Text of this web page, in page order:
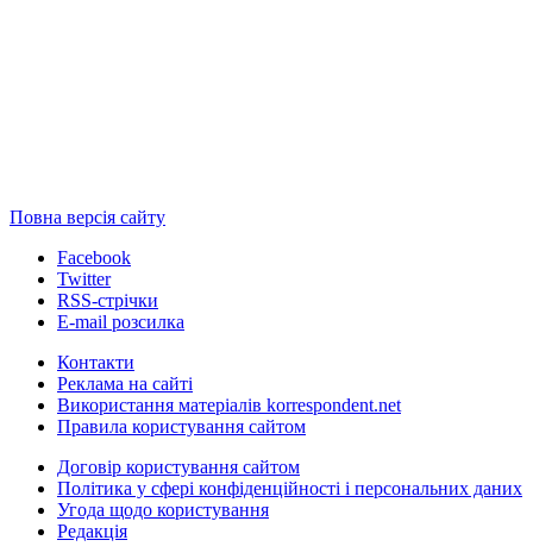
Повна версія сайту
Facebook
Twitter
RSS-стрічки
E-mail розсилка
Контакти
Реклама на сайті
Використання матеріалів korrespondent.net
Правила користування сайтом
Договір користування сайтом
Політика у сфері конфіденційності і персональних даних
Угода щодо користування
Редакція